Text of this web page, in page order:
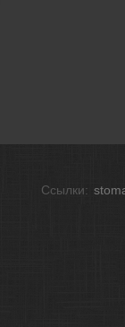
Ссылки: